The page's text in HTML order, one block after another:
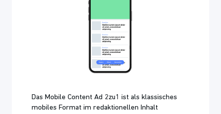
Das Mobile Content Ad 2zu1 ist als klassisches
mobiles Format im redaktionellen Inhalt